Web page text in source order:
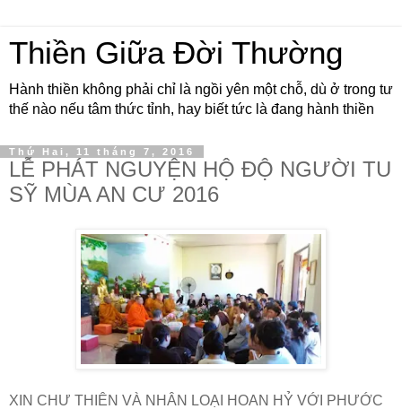
Thiền Giữa Đời Thường
Hành thiền không phải chỉ là ngồi yên một chỗ, dù ở trong tư
thế nào nếu tâm thức tỉnh, hay biết tức là đang hành thiền
Thứ Hai, 11 tháng 7, 2016
LỄ PHÁT NGUYỆN HỘ ĐỘ NGƯỜI TU
SỸ MÙA AN CƯ 2016
XIN CHƯ THIÊN VÀ NHÂN LOẠI HOAN HỶ VỚI PHƯỚC